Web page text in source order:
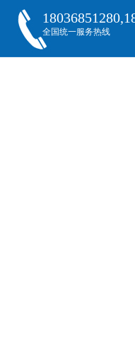
全国统一服务热线